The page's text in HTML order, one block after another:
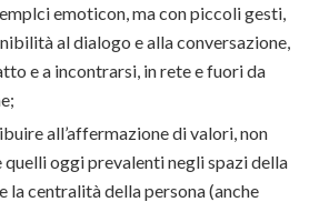
emoticon, ma con piccoli gesti,
al dialogo e alla conversazione,
e a incontrarsi, in rete e fuori da
all’affermazione di valori, non
quelli oggi prevalenti negli spazi della
la centralità della persona (anche